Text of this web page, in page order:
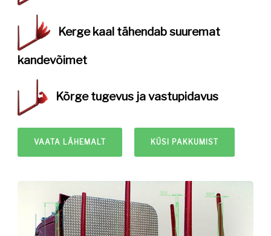
Kerge kaal tähendab suuremat
kandevõimet
Kõrge tugevus javastupidavus
VAATA LÄHEMALT KÜSI PAKKUMIST